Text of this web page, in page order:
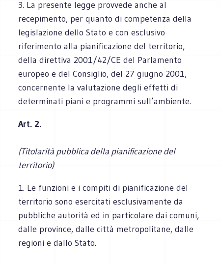
3. La presente legge provvede anche al
recepimento, per quanto di competenza della
legislazione dello Stato e con esclusivo
riferimento alla pianificazione del territorio,
della direttiva 2001/42/CE del Parlamento
europeo e del Consiglio, del 27 giugno 2001,
concernente la valutazione degli effetti di
determinati piani e programmi sull’ambiente.
Art. 2.
(Titolarità pubblica della pianificazione del
territorio)
1. Le funzioni e i compiti di pianificazione del
territorio sono esercitati esclusivamente da
pubbliche autorità ed in particolare dai comuni,
dalle province, dalle città metropolitane, dalle
regioni e dallo Stato.